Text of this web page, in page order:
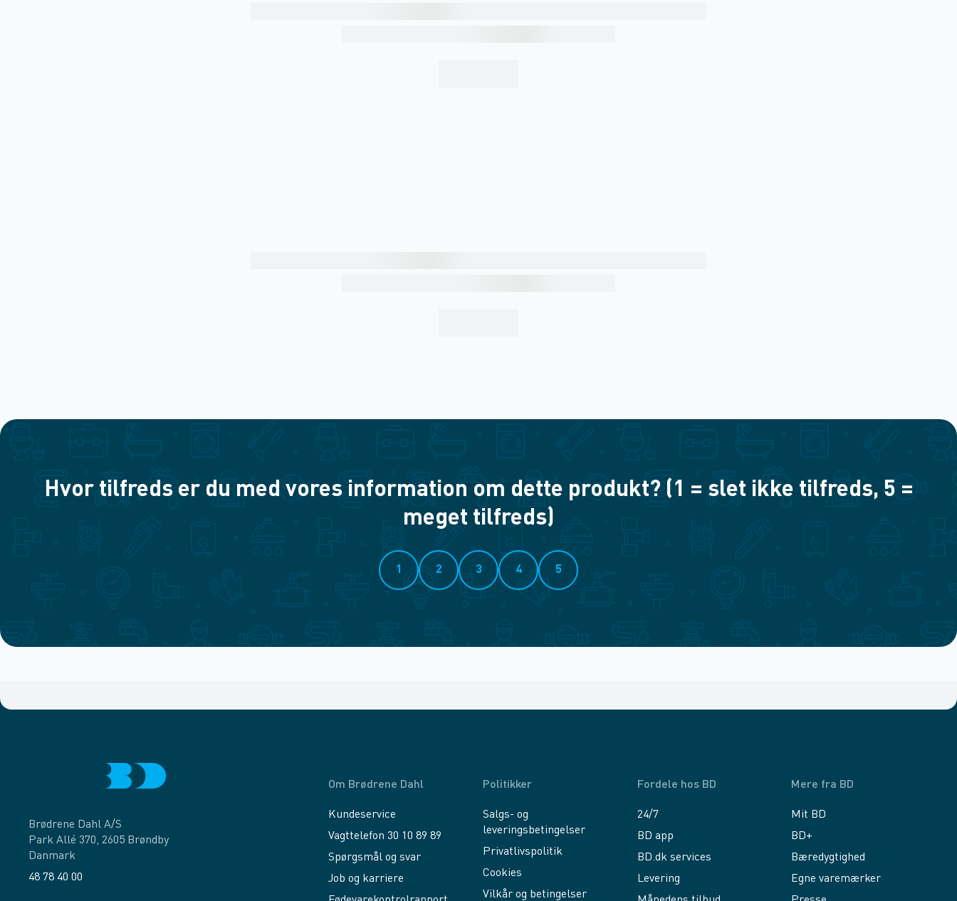
Hvor tilfreds er du med vores information om dette produkt? (1 = slet ikke tilfreds, 5 =
meget tilfreds)
1 2 3 4 5
Brødrene Dahl A/S
Park Allé 370, 2605 Brøndby
Danmark
48 78 40 00
Om Brødrene Dahl
Kundeservice
Vagttelefon 30 10 89 89
Spørgsmål og svar
Job og karriere
Politikker
Salgs- og
leveringsbetingelser
Privatlivspolitik
Cookies
Vilkår og betingelser
Fordele hos BD
24/7
BD app
BD.dk services
Levering
Mere fra BD
Mit BD
BD+
Bæredygtighed
Egne varemærker